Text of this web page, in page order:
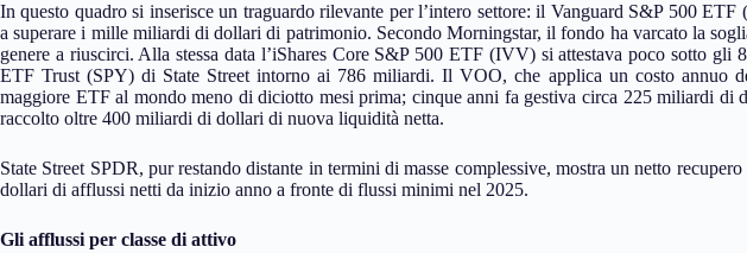
In questo quadro si inserisce un traguardo rilevante per l’intero settore: il Vanguard S&P 500
a superare i mille miliardi di dollari di patrimonio. Secondo Morningstar, il fondo ha varcato la
genere a riuscirci. Alla stessa data l’iShares Core S&P 500 ETF (IVV) si attestava poco sotto
ETF Trust (SPY) di State Street intorno ai 786 miliardi. Il VOO, che applica un costo annuo
maggiore ETF al mondo meno di diciotto mesi prima; cinque anni fa gestiva circa 225 miliardi di
raccolto oltre 400 miliardi di dollari di nuova liquidità netta.
State Street SPDR, pur restando distante in termini di masse complessive, mostra un netto
dollari di afflussi netti da inizio anno a fronte di flussi minimi nel 2025.
Gli afflussi per classe di attivo